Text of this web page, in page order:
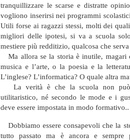
tranquillizzare le scarse e distratte
vogliono inserirsi nei programmi
Utili forse ai ragazzi stessi, molti dei
migliori delle ipotesi, si va a scuola
mestiere più redditizio, qualcosa che
Ma allora se la storia è inutile,
musica e l’arte, o la poesia e la
L’inglese? L’informatica? O quale altra
La verità è che la scuola non può
utilitaristico, né secondo le mode e i
deve essere impostata in modo formativo..
Dobbiamo essere consapevoli che la
tutto passato ma è ancora e sempre